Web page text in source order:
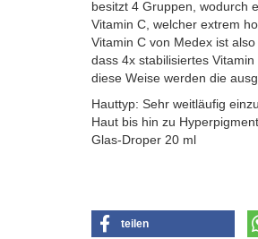
besitzt 4 Gruppen, wodurch
Vitamin C, welcher extrem
Vitamin C von Medex ist
dass 4x stabilisiertes
diese Weise werden die
Hauttyp: Sehr weitläufig
Haut bis hin zu
Glas-Droper 20 ml
teilen